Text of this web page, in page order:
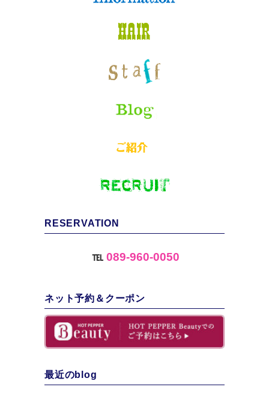
RESERVATION
℡ 089-960-0050
ネット予約＆クーポン
最近のblog